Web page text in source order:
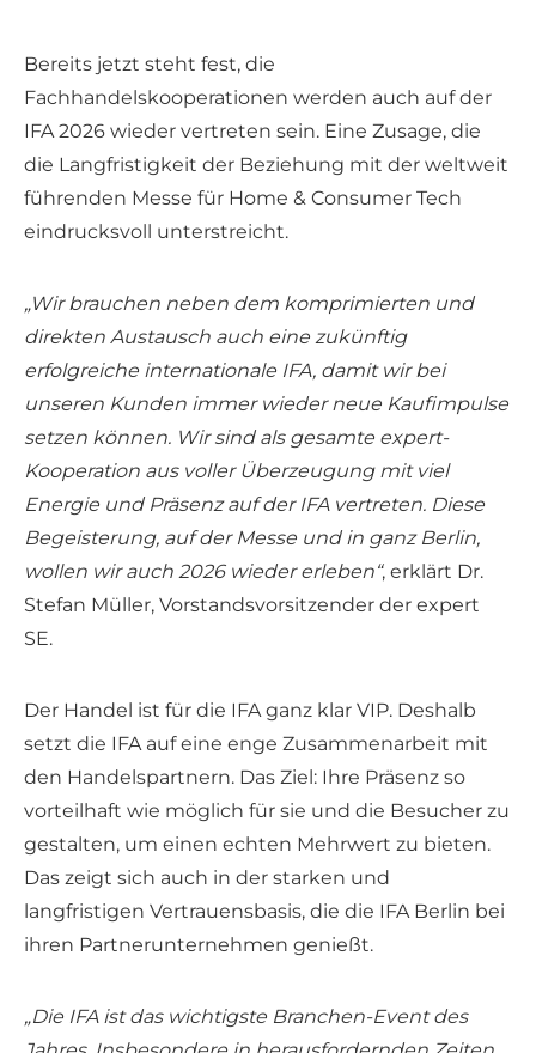
Bereits jetzt steht fest, die
Fachhandelskooperationen werden auch auf der
IFA 2026 wieder vertreten sein. Eine Zusage, die
die Langfristigkeit der Beziehung mit der weltweit
führenden Messe für Home & Consumer Tech
eindrucksvoll unterstreicht.
„Wir brauchen neben dem komprimierten und
direkten Austausch auch eine zukünftig
erfolgreiche internationale IFA, damit wir bei
unseren Kunden immer wieder neue Kaufimpulse
setzen können. Wir sind als gesamte expert-
Kooperation aus voller Überzeugung mit viel
Energie und Präsenz auf der IFA vertreten. Diese
Begeisterung, auf der Messe und in ganz Berlin,
wollen wir auch 2026 wieder erleben“, erklärt Dr.
Stefan Müller, Vorstandsvorsitzender der expert
SE.
Der Handel ist für die IFA ganz klar VIP. Deshalb
setzt die IFA auf eine enge Zusammenarbeit mit
den Handelspartnern. Das Ziel: Ihre Präsenz so
vorteilhaft wie möglich für sie und die Besucher zu
gestalten, um einen echten Mehrwert zu bieten.
Das zeigt sich auch in der starken und
langfristigen Vertrauensbasis, die die IFA Berlin bei
ihren Partnerunternehmen genießt.
„Die IFA ist das wichtigste Branchen-Event des